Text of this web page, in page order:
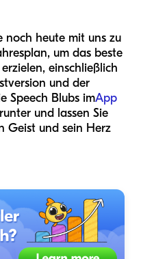
noch heute mit uns zu
um das beste
einschließlich
und der
Speech Blubs imApp
und lassen Sie
Geist und sein Herz